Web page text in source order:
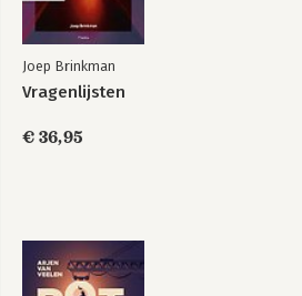
Joep Brinkman
Vragenlijsten
€ 36,95